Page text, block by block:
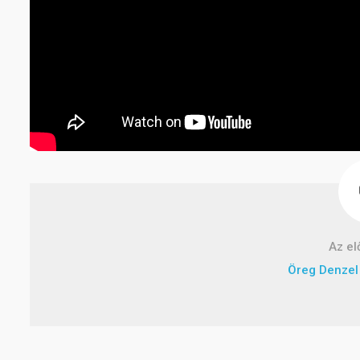
Az
Öreg